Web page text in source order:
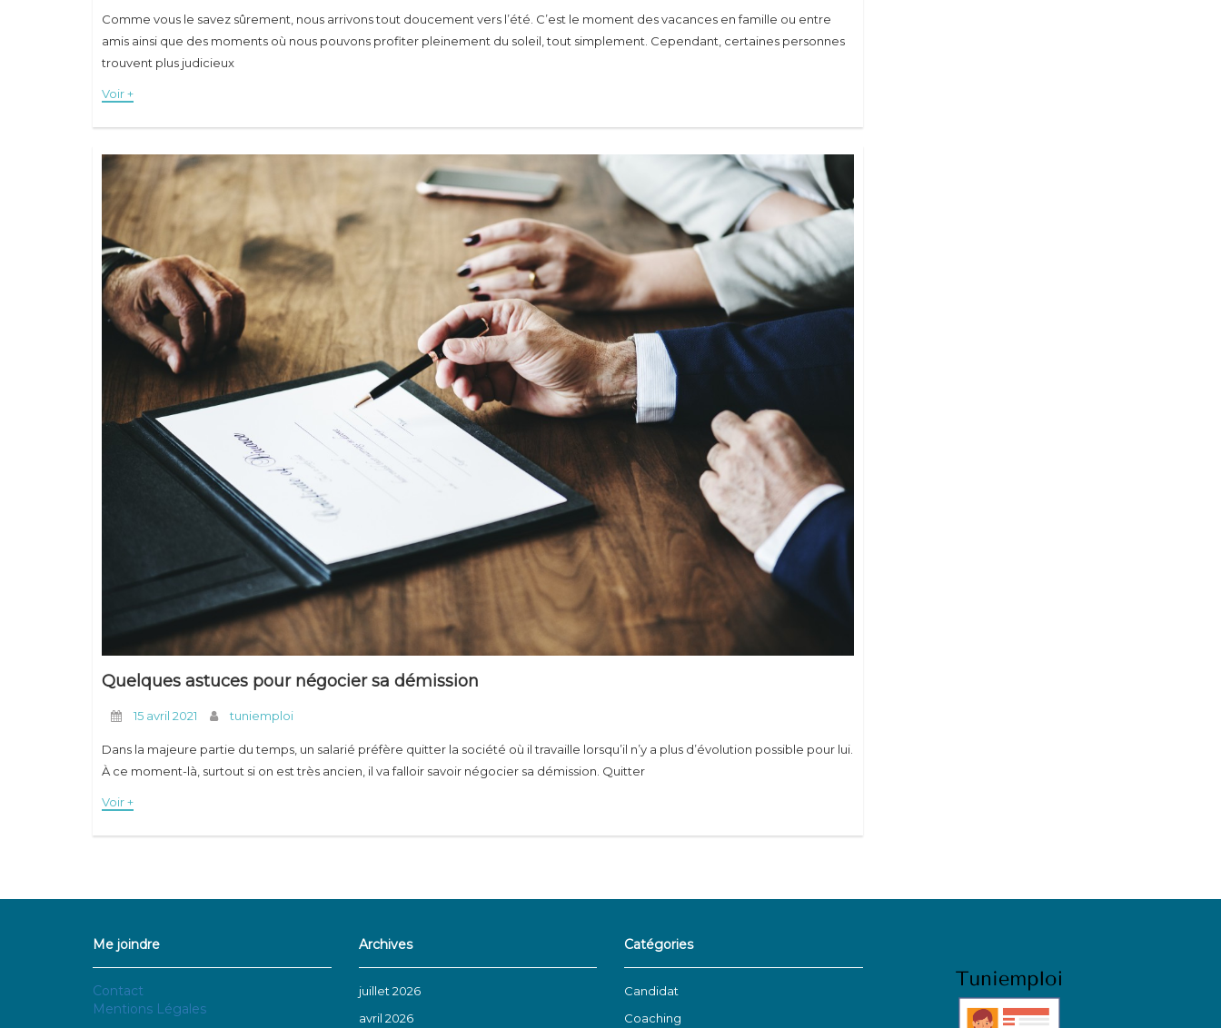
Comme vous le savez sûrement, nous arrivons tout doucement vers l’été. C’est le moment des vacances en famille ou entre
amis ainsi que des moments où nous pouvons profiter pleinement du soleil, tout simplement. Cependant, certaines personnes
trouvent plus judicieux
Voir +
Quelques astuces pour négocier sa démission
15 avril 2021 tuniemploi
Dans la majeure partie du temps, un salarié préfère quitter la société où il travaille lorsqu’il n’y a plus d’évolution possible pour lui.
À ce moment-là, surtout si on est très ancien, il va falloir savoir négocier sa démission. Quitter
Voir +
Me joindre
Contact
Mentions Légales
Archives
juillet 2026
avril 2026
Catégories
Candidat
Coaching